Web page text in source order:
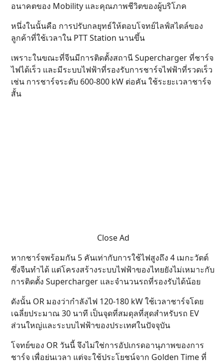
อนาคตของ Mobility และคุณภาพชีวิตของผู้บริโภค
หนึ่งในนั้นคือ การปรับกลยุทธ์ให้ตอบโจทย์ไลฟ์สไตล์ของ
ลูกค้าที่ใช้เวลาใน PTT Station นานขึ้น
เพราะในขณะที่จีนมีการติดตั้งสถานี Supercharger ที่ชาร์จ
ไฟได้เร็ว และมีระบบไฟฟ้าที่รองรับการชาร์จไฟฟ้าที่รวดเร็ว
เช่น การชาร์จระดับ 600-800 kW ต่อคัน ใช้ระยะเวลาชาร์จ
สั้น
Close Ad
หากชาร์จพร้อมกัน 5 คันเท่ากับการใช้ไฟสูงถึง 4 เมกะวัตต์
ซึ่งจีนทำได้ แต่โครงสร้างระบบไฟฟ้าของไทยยังไม่เหมาะกับ
การติดตั้ง Supercharger และจำนวนรถที่รองรับได้น้อย
ดังนั้น OR มองว่ากำลังไฟ 120-180 kW ใช้เวลาชาร์จโดย
เฉลี่ยประมาณ 30 นาที เป็นจุดที่สมดุลที่สุดสำหรับรถ EV
ส่วนใหญ่และระบบไฟฟ้าของประเทศในปัจจุบัน
โจทย์ของ OR วันนี้ จึงไม่ใช่การอัปเกรดอานุภาพของการ
ชาร์จ เพื่อย่นเวลา แต่จะใช้ประโยชน์จาก Golden Time ที่